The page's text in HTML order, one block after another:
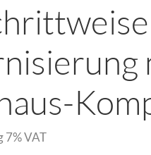
7% VAT